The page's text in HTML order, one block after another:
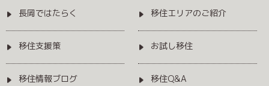
長岡ではたらく
移住支援策
移住情報ブログ
移住エリアのご紹介
お試し移住
移住Q&A